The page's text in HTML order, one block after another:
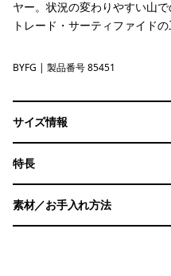
ヤー。状況の変わりやすい山
トレード・サーティファイド
Berry Fig
BYFG | 製品番号 85451
サイズ情報
特長
素材／お手入れ方法